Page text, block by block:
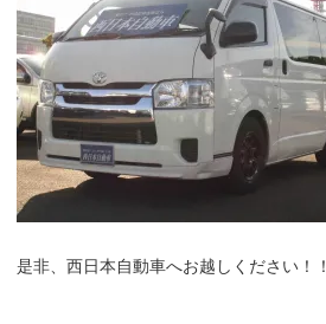
是非、西日本自動車へお越しください！！